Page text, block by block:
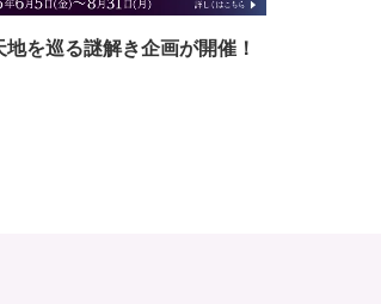
を巡る謎解き企画が開催！